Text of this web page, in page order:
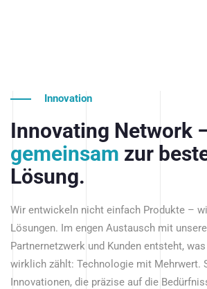
Innovation
Innovating Network
gemeinsam zur
Lösung.
Wir entwickeln nicht einfach Produkte –
Lösungen. Im engen Austausch mit
Partnernetzwerk und Kunden entsteht,
wirklich zählt: Technologie mit Mehrwert.
Innovationen, die präzise auf die